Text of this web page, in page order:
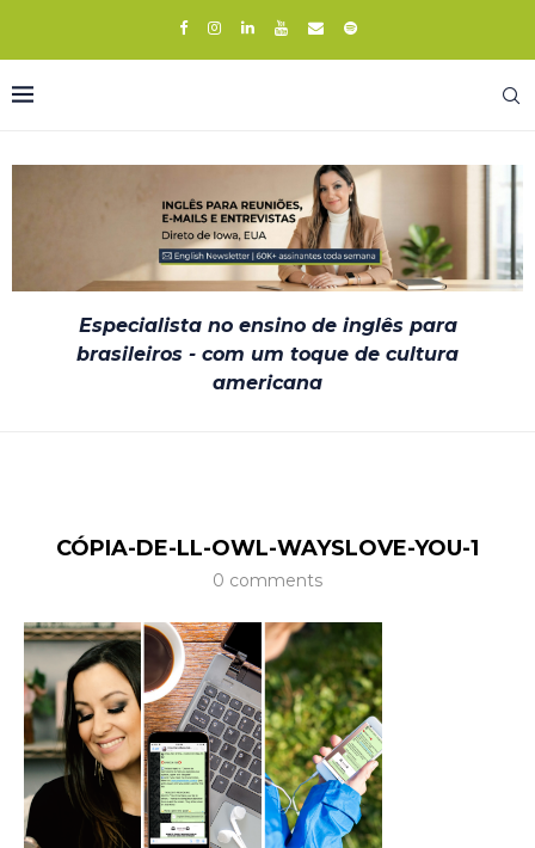
Especialista no ensino de inglês para
brasileiros - com um toque de cultura
americana
CÓPIA-DE-LL-OWL-WAYSLOVE-YOU-1
0 comments